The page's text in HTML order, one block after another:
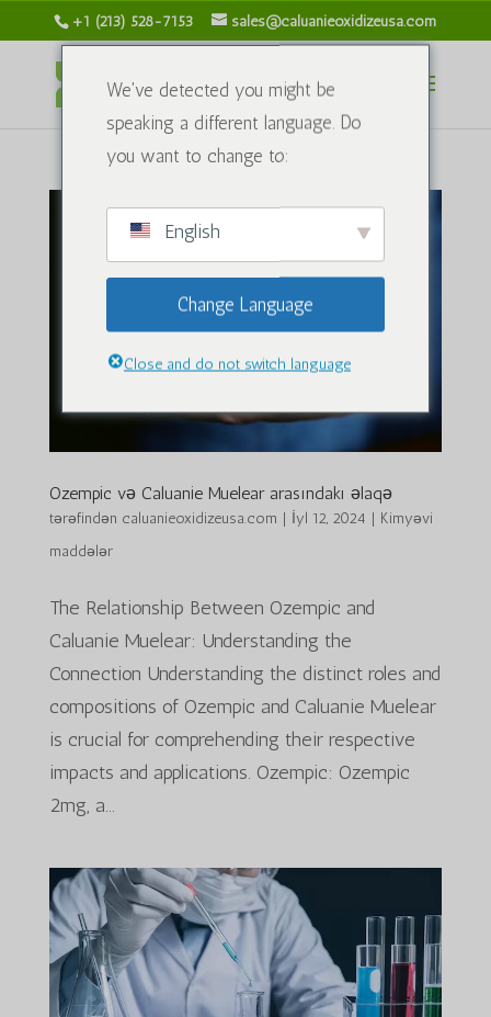
+1 (213) 528-7153 sales@caluanieoxidizeusa.com
Ozempic və Caluanie Muelear arasındakı əlaqə
tərəfindən caluanieoxidizeusa.com | İyl 12, 2024 | Kimyəvi
maddələr
The Relationship Between Ozempic and
Caluanie Muelear: Understanding the
Connection Understanding the distinct roles and
compositions of Ozempic and Caluanie Muelear
is crucial for comprehending their respective
impacts and applications. Ozempic: Ozempic
2mg, a...
We've detected you might be
speaking a different language. Do
you want to change to:
English
Change Language
Close and do not switch language